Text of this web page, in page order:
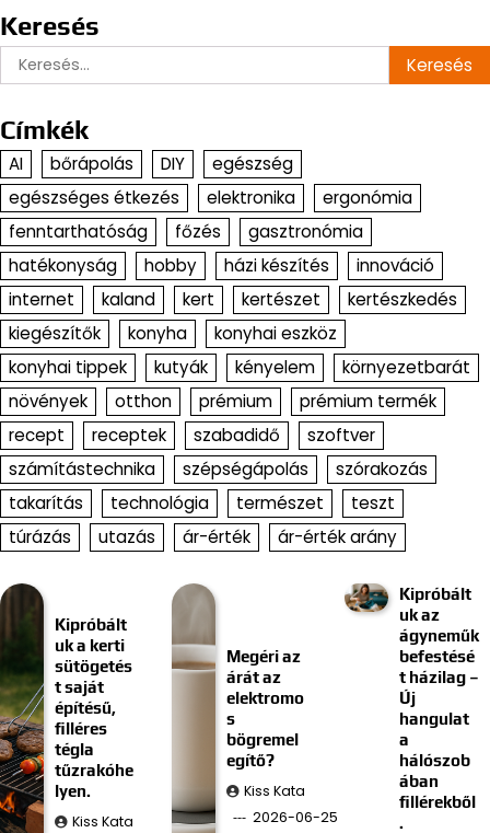
Keresés
Keresés:
Címkék
AI bőrápolás DIY
egészség
egészséges étkezés
elektronika
ergonómia
fenntarthatóság
főzés
gasztronómia
hatékonyság
hobby házi készítés
innováció
internet
kaland kert kertészet
kertészkedés
kiegészítők
konyha
konyhai eszköz
konyhai tippek
kutyák kényelem
környezetbarát
növények
otthon prémium
prémium termék
recept
receptek szabadidő
szoftver
számítástechnika
szépségápolás
szórakozás
takarítás
technológia természet
teszt
túrázás
utazás ár-érték ár-érték arány
Kipróbált
uk a kerti
sütögetés
t saját
építésű,
filléres
tégla
tűzrakóhe
lyen.
Kiss Kata
Megéri az
árát az
elektromo
s
bögremel
egítő?
Kiss Kata
2026-06-25
Kipróbált
uk az
ágyneműk
befestésé
t házilag –
Új
hangulat
a
hálószob
ában
fillérekből
.